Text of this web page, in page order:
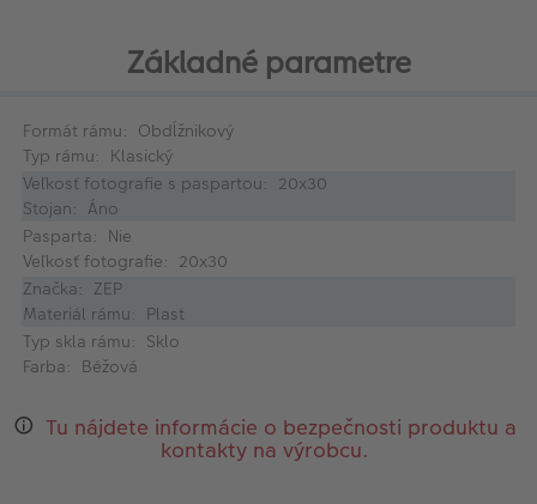
Základné parametre
Formát rámu: Obdĺžnikový
Typ rámu: Klasický
Veľkosť fotografie s paspartou: 20x30
Stojan: Áno
Pasparta: Nie
Veľkosť fotografie: 20x30
Značka: ZEP
Materiál rámu: Plast
Typ skla rámu: Sklo
Farba: Béžová
Tu nájdete informácie o bezpečnosti produktu a
kontakty na výrobcu.